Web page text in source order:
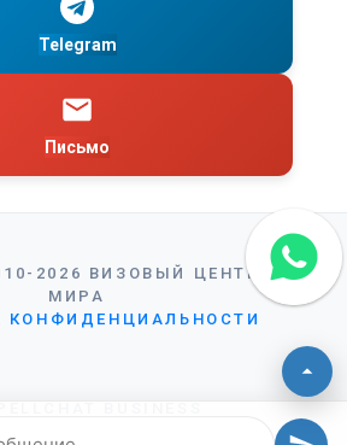
Telegram
Письмо
2026
ВИЗОВЫЙ ЦЕНТР ВИЗА
МИРА
КОНФИДЕНЦИАЛЬНОСТИ